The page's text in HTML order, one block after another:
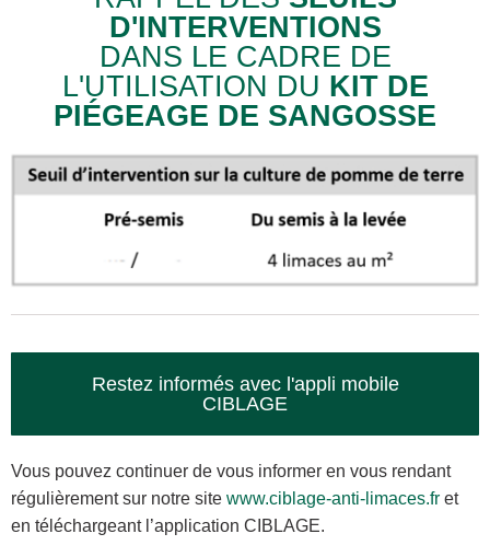
D'INTERVENTIONS
DANS LE CADRE DE
L'UTILISATION DU KIT DE
PIÉGEAGE DE SANGOSSE
Restez informés avec l'appli mobile
CIBLAGE
Vous pouvez continuer de vous informer en vous rendant
régulièrement sur notre site www.ciblage-anti-limaces.fr et
en téléchargeant l’application CIBLAGE.